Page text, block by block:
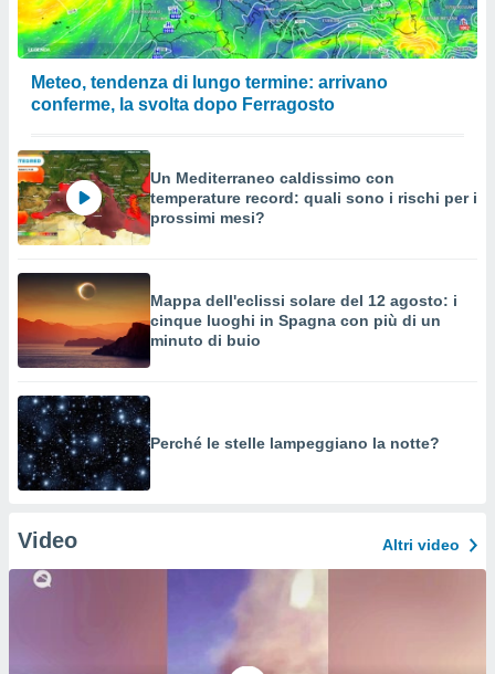
Meteo, tendenza di lungo termine: arrivano
conferme, la svolta dopo Ferragosto
Un Mediterraneo caldissimo con
temperature record: quali sono i rischi per i
prossimi mesi?
Mappa dell'eclissi solare del 12 agosto: i
cinque luoghi in Spagna con più di un
minuto di buio
Perché le stelle lampeggiano la notte?
Video Altri video